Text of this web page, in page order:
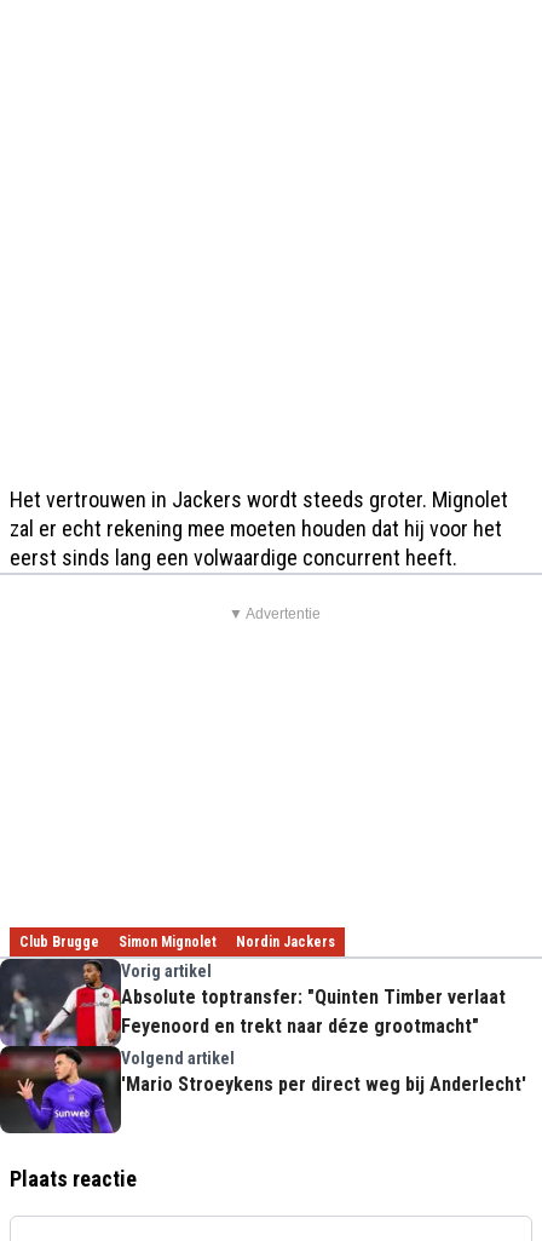
Het vertrouwen in Jackers wordt steeds groter. Mignolet
zal er echt rekening mee moeten houden dat hij voor het
eerst sinds lang een volwaardige concurrent heeft.
▼ Advertentie
Club Brugge Simon Mignolet Nordin Jackers
Vorig artikel
Absolute toptransfer: "Quinten Timber verlaat
Feyenoord en trekt naar déze grootmacht"
Volgend artikel
'Mario Stroeykens per direct weg bij Anderlecht'
Plaats reactie